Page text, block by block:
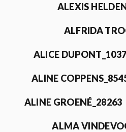
ALEXIS
ALFRIDA
ALICE
ALINE
ALINE GROENÉ_28263
ALMA